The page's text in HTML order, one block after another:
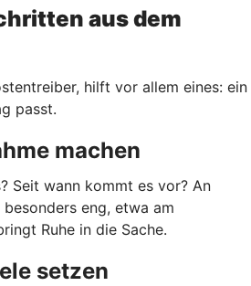
aus dem
hilft vor allem eines: ein
passt.
machen
Seit wann kommt es vor? An
eng, etwa am
Ruhe in die Sache.
setzen